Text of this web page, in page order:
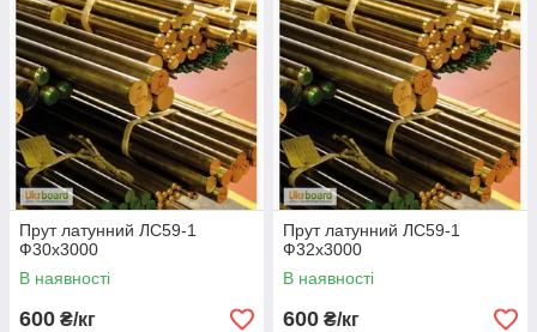
Прут латунний ЛС59-1
Ф30х3000
В наявності
600 ₴/кг
Прут латунний ЛС59-1
Ф32х3000
В наявності
600 ₴/кг